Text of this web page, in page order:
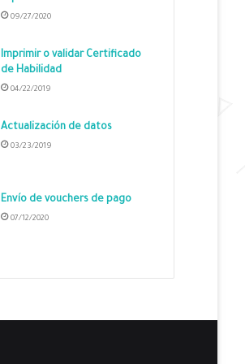
09/27/2020
Imprimir o validar Certificado
de Habilidad
04/22/2019
Actualización de datos
03/23/2019
Envío de vouchers de pago
07/12/2020